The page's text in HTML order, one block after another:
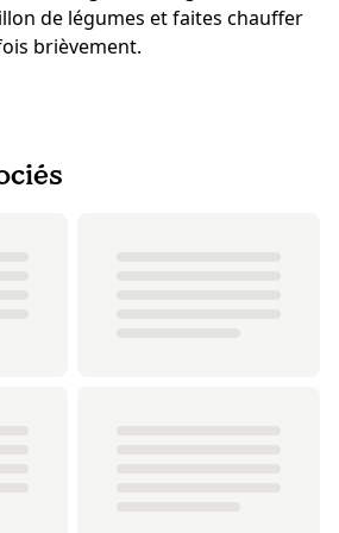
de légumes et faites chauffer
brièvement.